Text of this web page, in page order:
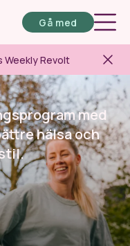
Gå med
Weekly Revolt
med
hälsa och